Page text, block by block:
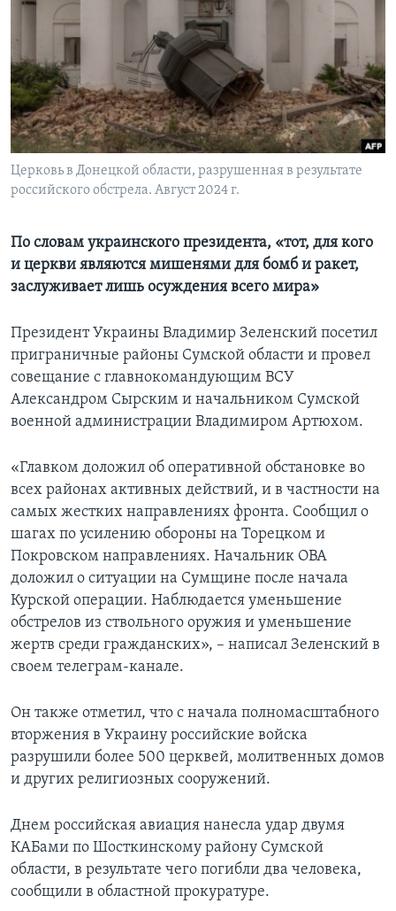
Learning English
СОЦИАЛЬНЫЕ СЕТИ
Церковь в Донецкой области, разрушенная в результате
российского обстрела. Август 2024 г.
По словам украинского президента, «тот, для кого
и церкви являются мишенями для бомб и ракет,
заслуживает лишь осуждения всего мира»
Президент Украины Владимир Зеленский посетил
приграничные районы Сумской области и провел
совещание с главнокомандующим ВСУ
Александром Сырским и начальником Сумской
военной администрации Владимиром Артюхом.
«Главком доложил об оперативной обстановке во
всех районах активных действий, и в частности на
самых жестких направлениях фронта. Сообщил о
шагах по усилению обороны на Торецком и
Покровском направлениях. Начальник ОВА
доложил о ситуации на Сумщине после начала
Курской операции. Наблюдается уменьшение
обстрелов из ствольного оружия и уменьшение
жертв среди гражданских», – написал Зеленский в
своем телеграм-канале.
Он также отметил, что с начала полномасштабного
вторжения в Украину российские войска
разрушили более 500 церквей, молитвенных домов
и других религиозных сооружений.
Днем российская авиация нанесла удар двумя
КАБами по Шосткинскому району Сумской
области, в результате чего погибли два человека,
сообщили в областной прокуратуре.